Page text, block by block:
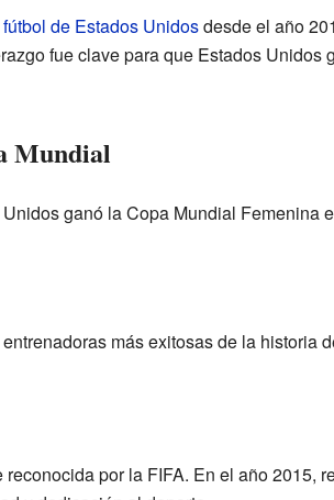
de Estados Unidosdesde el año
fue clave para que Estados Unidos
Mundial
ganó la Copa Mundial Femenina
más exitosas de la historia
por la FIFA. En el año 2015,